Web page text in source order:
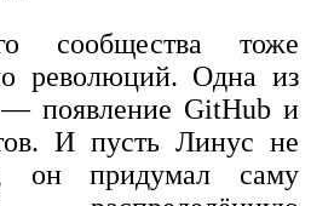
сообщества тоже
революций. Одна из
появление GitHub и
И пусть Линус не
он придумал саму